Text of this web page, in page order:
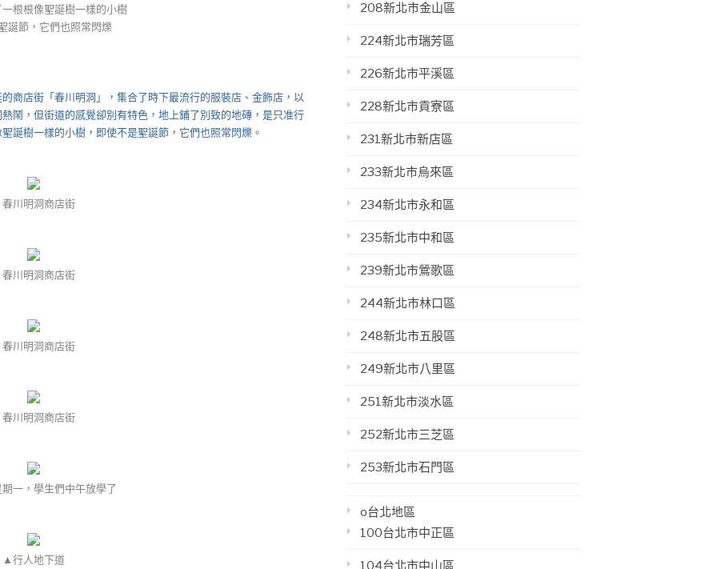
根根像聖誕樹一樣的小樹
誕節，它們也照常閃爍
店街「春川明洞」，集合了時下最流行的服裝店、金飾店，以
鬧，但街道的感覺卻別有特色，地上鋪了別致的地磚，是只准行
誕樹一樣的小樹，即使不是聖誕節，它們也照常閃爍。
川明洞商店街
川明洞商店街
川明洞商店街
川明洞商店街
一，學生們中午放學了
▲行人地下道
208新北市金山區
224新北市瑞芳區
226新北市平溪區
228新北市貢寮區
231新北市新店區
233新北市烏來區
234新北市永和區
235新北市中和區
239新北市鶯歌區
244新北市林口區
248新北市五股區
249新北市八里區
251新北市淡水區
252新北市三芝區
253新北市石門區
o台北地區
100台北市中正區
104台北市中山區